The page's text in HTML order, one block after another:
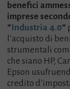
benefici
imprese
“Industria 4.0“
l’acquisto di beni
strumentali
che siano HP,
Epson
credito